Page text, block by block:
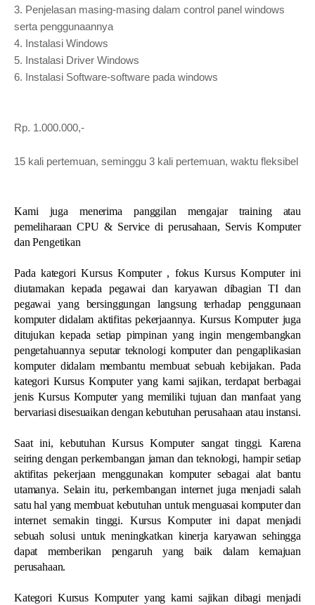
3. Penjelasan masing-masing dalam control panel windows
serta penggunaannya
4. Instalasi Windows
5. Instalasi Driver Windows
6. Instalasi Software-software pada windows
Rp. 1.000.000,-
15 kali pertemuan, seminggu 3 kali pertemuan, waktu fleksibel
Kami juga menerima panggilan mengajar training atau
pemeliharaan CPU & Service di perusahaan, Servis Komputer
dan Pengetikan
Pada kategori Kursus Komputer , fokus Kursus Komputer ini
diutamakan kepada pegawai dan karyawan dibagian TI dan
pegawai yang bersinggungan langsung terhadap penggunaan
komputer didalam aktifitas pekerjaannya. Kursus Komputer juga
ditujukan kepada setiap pimpinan yang ingin mengembangkan
pengetahuannya seputar teknologi komputer dan pengaplikasian
komputer didalam membantu membuat sebuah kebijakan. Pada
kategori Kursus Komputer yang kami sajikan, terdapat berbagai
jenis Kursus Komputer yang memiliki tujuan dan manfaat yang
bervariasi disesuaikan dengan kebutuhan perusahaan atau instansi.
Saat ini, kebutuhan Kursus Komputer sangat tinggi. Karena
seiring dengan perkembangan jaman dan teknologi, hampir setiap
aktifitas pekerjaan menggunakan komputer sebagai alat bantu
utamanya. Selain itu, perkembangan internet juga menjadi salah
satu hal yang membuat kebutuhan untuk menguasai komputer dan
internet semakin tinggi. Kursus Komputer ini dapat menjadi
sebuah solusi untuk meningkatkan kinerja karyawan sehingga
dapat memberikan pengaruh yang baik dalam kemajuan
perusahaan.
Kategori Kursus Komputer yang kami sajikan dibagi menjadi